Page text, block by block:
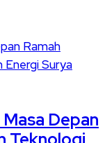
Depan